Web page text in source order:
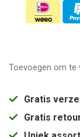
Toevoegen om te
Gratis
Gratis